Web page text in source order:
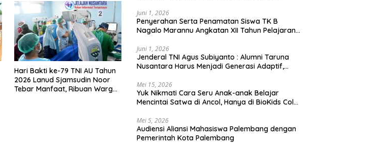
Hari Bakti ke-79 TNI AU Tahun
2026 Lanud Sjamsudin Noor
Tebar Manfaat, Ribuan Warga
Juni 1, 2026
Penyerahan Serta Penamatan Siswa TK B
Nagalo Marannu Angkatan XII Tahun Pelajaran
Juni 1, 2026
Jenderal TNI Agus Subiyanto : Alumni Taruna
Nusantara Harus Menjadi Generasi Adaptif,
Mei 15, 2026
Yuk Nikmati Cara Seru Anak-anak Belajar
Mencintai Satwa di Ancol, Hanya di BioKids Color
Mei 5, 2026
Audiensi Aliansi Mahasiswa Palembang dengan
Pemerintah Kota Palembang